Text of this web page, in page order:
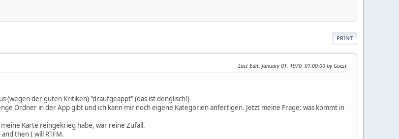
PRINT
Last Edit: January 01, 1970, 01:00:00 by Guest
(wegen der guten Kritiken) "draufgeappt" (das ist denglisch!)
Ordner in der App gibt und ich kann mir noch eigene Kategorien anfertigen. Jetzt meine Frage: was kommt in
Karte reingekrieg habe, war reine Zufall.
then I will RTFM.